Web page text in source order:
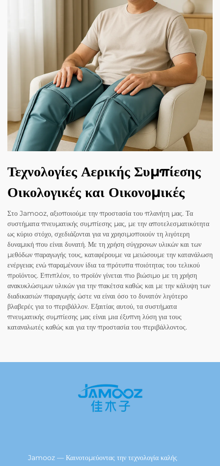
Τεχνολογίες Αερικής Συμπίεσης
Οικολογικές και Οικονομικές
Στο Jamooz, αξιοποιούμε την προστασία του πλανήτη μας. Τα
συστήματα πνευματικής συμπίεσης μας, με την αποτελεσματικότητα
ως κύριο στόχο, σχεδιάζονται για να χρησιμοποιούν τη λιγότερη
δυναμική που είναι δυνατή. Με τη χρήση σύγχρονων υλικών και των
μεθόδων παραγωγής τους, καταφέρουμε να μειώσουμε την κατανάλωση
ενέργειας ενώ παραμένουν ίδια τα πρότυπα ποιότητας του τελικού
προϊόντος. Επιπλέον, το προϊόν γίνεται πιο βιώσιμο με τη χρήση
ανακυκλώσιμων υλικών για την πακέτσα καθώς και με την κάλυψη των
διαδικασιών παραγωγής ώστε να είναι όσο το δυνατόν λιγότερο
βλαβερές για το περιβάλλον. Εξαιτίας αυτού, τα συστήματα
πνευματικής συμπίεσης μας είναι μια έξυπνη λύση για τους
καταναλωτές καθώς και για την προστασία του περιβάλλοντος.
Jamooz — Καινοτομεύοντας την τεχνολογία καλής